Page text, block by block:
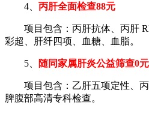
4、 丙肝全面检查88元
项目包含：丙肝抗体、丙肝
彩超、肝纤四项、血糖、血脂。
5、 随同家属肝炎公益筛查0元
项目包含：乙肝五项定性、丙
脾腹部高清专科检查。